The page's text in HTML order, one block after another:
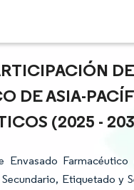
DE ASIA-
(2025 -
Etiquetado y